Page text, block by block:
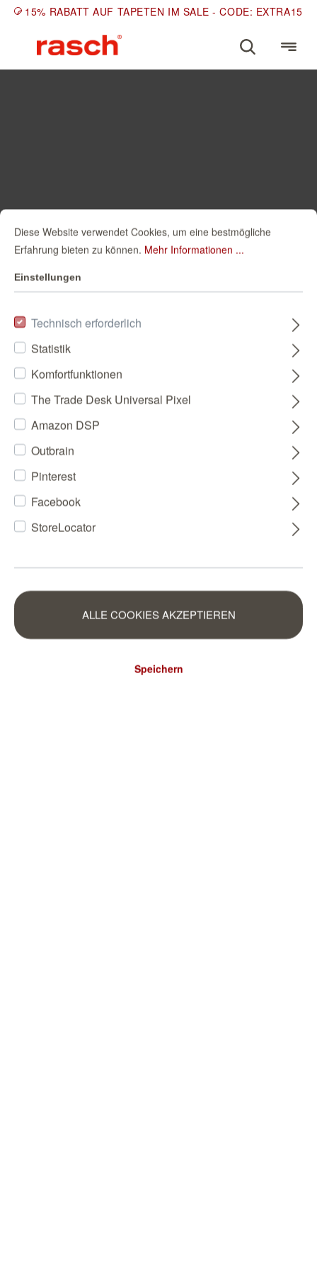
15% RABATT AUF TAPETEN IM SALE - CODE: EXTRA15
Diese Website verwendet Cookies, um eine bestmögliche
Erfahrung bieten zu können. Mehr Informationen ...
Einstellungen
Technisch erforderlich
Statistik
Komfortfunktionen
The Trade Desk Universal Pixel
Amazon DSP
Outbrain
Pinterest
Facebook
StoreLocator
ALLE COOKIES AKZEPTIEREN
Speichern